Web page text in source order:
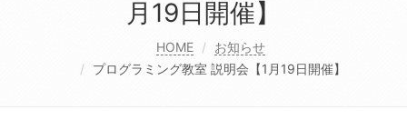
月19日開催】
HOME
お知らせ
プログラミング教室 説明会【1月19日開催】